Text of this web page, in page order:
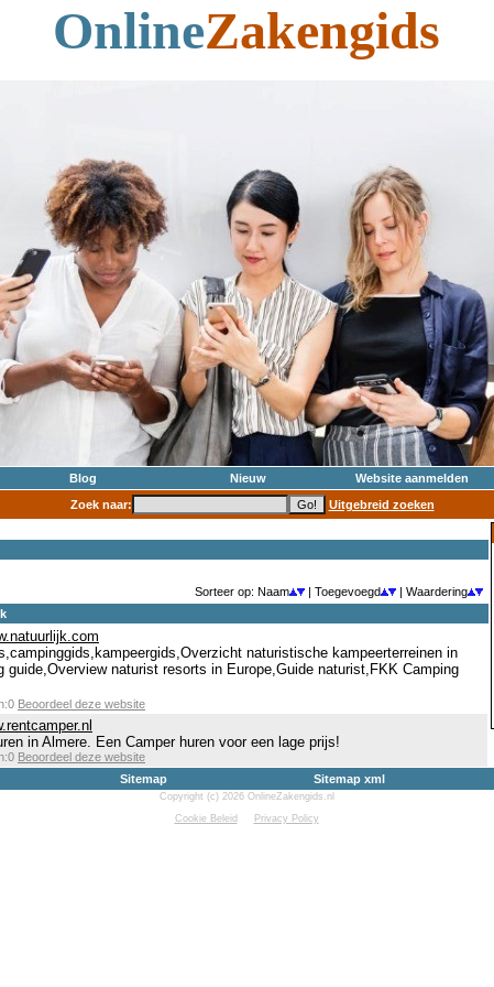
OnlineZakengids
Blog Nieuw Website aanmelden
Zoek naar:
Uitgebreid zoeken
Sorteer op: Naam | Toegevoegd
| Waardering
naturistische kampeerterreinen in
guide,Overview naturist resorts in Europe,Guide naturist,FKK Camping
Beoordeel deze website
in Almere. Een Camper huren voor een lage prijs!
Beoordeel deze website
Sitemap Sitemap xml
Copyright (c) 2026 OnlineZakengids.nl
Cookie Beleid
Privacy Policy